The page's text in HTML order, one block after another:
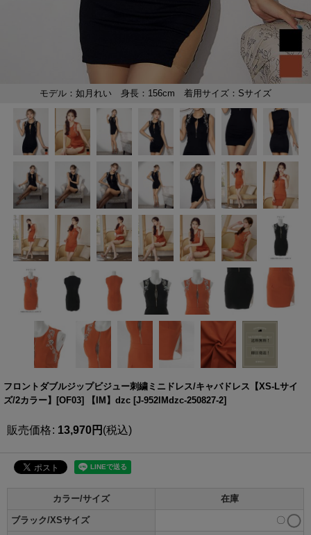
フロントダブルジップビジュー刺繍ミニドレス/キャバドレス【XS-Lサイ
ズ/2カラー】[OF03] 【IM】dzc [J-952IMdzc-250827-2]
販売価格: 13,970円 (税込)
カラー/サイズ 在庫
ブラック/XSサイズ 〇